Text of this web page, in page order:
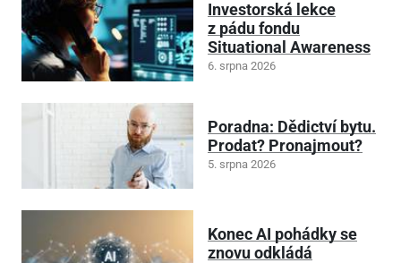
Investorská lekce
z pádu fondu
Situational Awareness
6. srpna 2026
Poradna: Dědictví bytu.
Prodat? Pronajmout?
5. srpna 2026
Konec AI pohádky se
znovu odkládá